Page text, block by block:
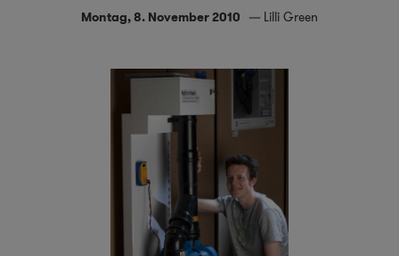
Montag, 8. November 2010 Lilli Green